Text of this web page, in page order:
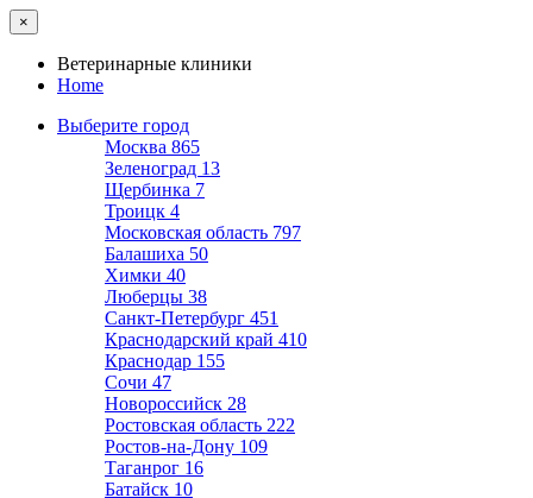
×
Ветеринарные клиники
Home
Выберите город
Москва 865
Зеленоград 13
Щербинка 7
Троицк 4
Московская область 797
Балашиха 50
Химки 40
Люберцы 38
Санкт-Петербург 451
Краснодарский край 410
Краснодар 155
Сочи 47
Новороссийск 28
Ростовская область 222
Ростов-на-Дону 109
Таганрог 16
Батайск 10